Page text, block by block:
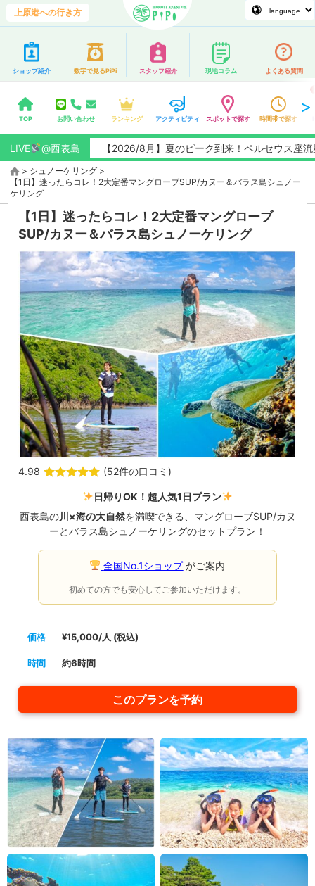
上原港への行き方
ショップ紹介 数字で見るPiPi スタッフ紹介 現地コラム よくある質問
TOP お問い合わせ ランキング アクティビティ スポットで探す 時間帯で探す
LIVE @西表島【2026/8月】夏のピーク到来！ペルセウス座流星群観
> シュノーケリング >
【1日】迷ったらコレ！2大定番マングローブSUP/カヌー＆バラス島シュノー
ケリング
【1日】迷ったらコレ！2大定番マングローブ
SUP/カヌー＆バラス島シュノーケリング
4.98 (52件の口コミ )
日帰りOK！超人気1日プラン
西表島の川×海の大自然を満喫できる、マングローブSUP/カヌ
ーとバラス島シュノーケリングのセットプラン！
全国No.1ショップがご案内
初めての方でも安心してご参加いただけます。
価格 ¥15,000/人 (税込)
時間 約6時間
このプランを予約